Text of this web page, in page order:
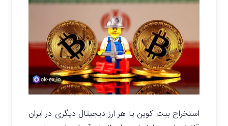
استخراج بیت کوین یا هر ارز دیجیتال دیگری در ایران